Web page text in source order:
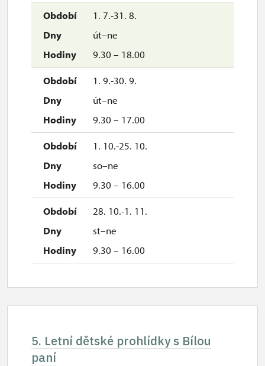
1. 7.-31. 8.
út–ne
9.30 – 18.00
1. 9.-30. 9.
út–ne
9.30 – 17.00
1. 10.-25. 10.
so–ne
9.30 – 16.00
28. 10.-1. 11.
st–ne
9.30 – 16.00
5. Letní dětské prohlídky s Bílou
paní